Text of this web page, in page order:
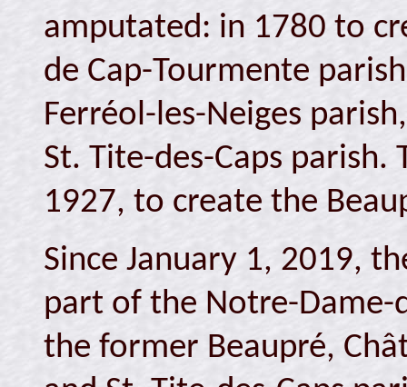
amputated: in 1780 to
de Cap-Tourmente
Ferréol-les-Neiges
St. Tite-des-Caps
1927, to create the
Since January 1, 2019,
part of the Notre-Dame-
the former Beaupré,